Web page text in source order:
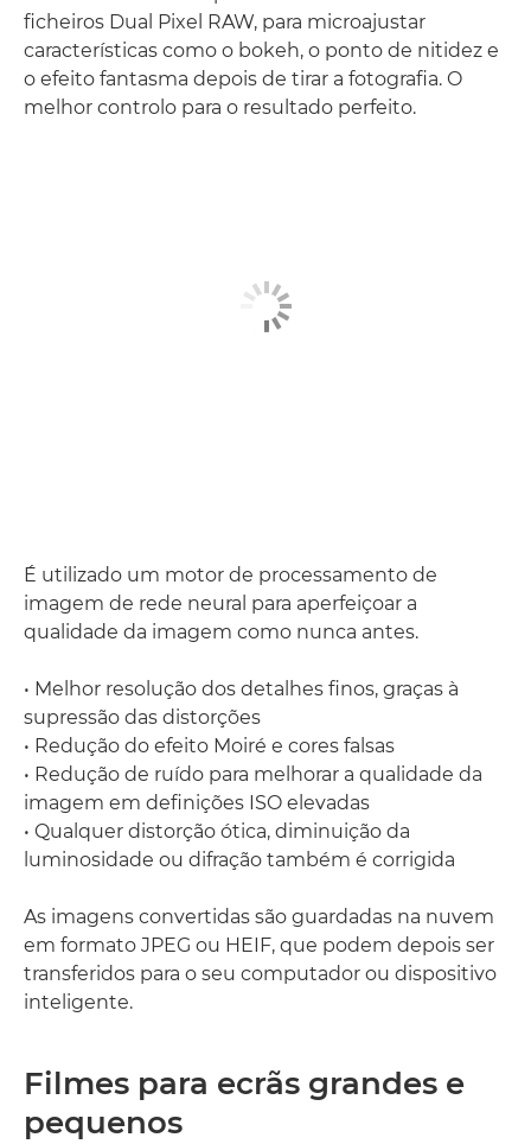
ficheiros Dual Pixel RAW, para microajustar
características como o bokeh, o ponto de nitidez e
o efeito fantasma depois de tirar a fotografia. O
melhor controlo para o resultado perfeito.
É utilizado um motor de processamento de
imagem de rede neural para aperfeiçoar a
qualidade da imagem como nunca antes.
• Melhor resolução dos detalhes finos, graças à
supressão das distorções
• Redução do efeito Moiré e cores falsas
• Redução de ruído para melhorar a qualidade da
imagem em definições ISO elevadas
• Qualquer distorção ótica, diminuição da
luminosidade ou difração também é corrigida
As imagens convertidas são guardadas na nuvem
em formato JPEG ou HEIF, que podem depois ser
transferidos para o seu computador ou dispositivo
inteligente.
Filmes para ecrãs grandes e
pequenos